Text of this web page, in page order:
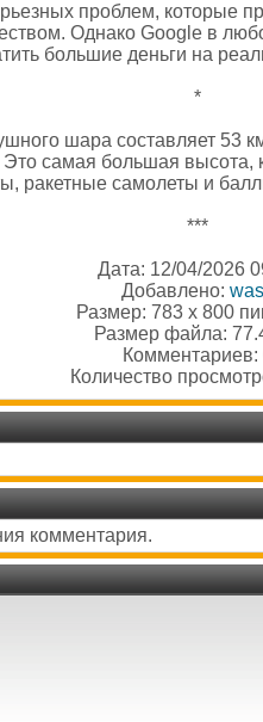
проблем, которые
Однако Google в
большие деньги на
*
шара составляет
самая большая высота,
ракетные самолеты и
***
Дата: 12/04/2026
Добавлено:
Размер: 783 x 800
Размер файла:
Комментариев:
Количество
комментария.